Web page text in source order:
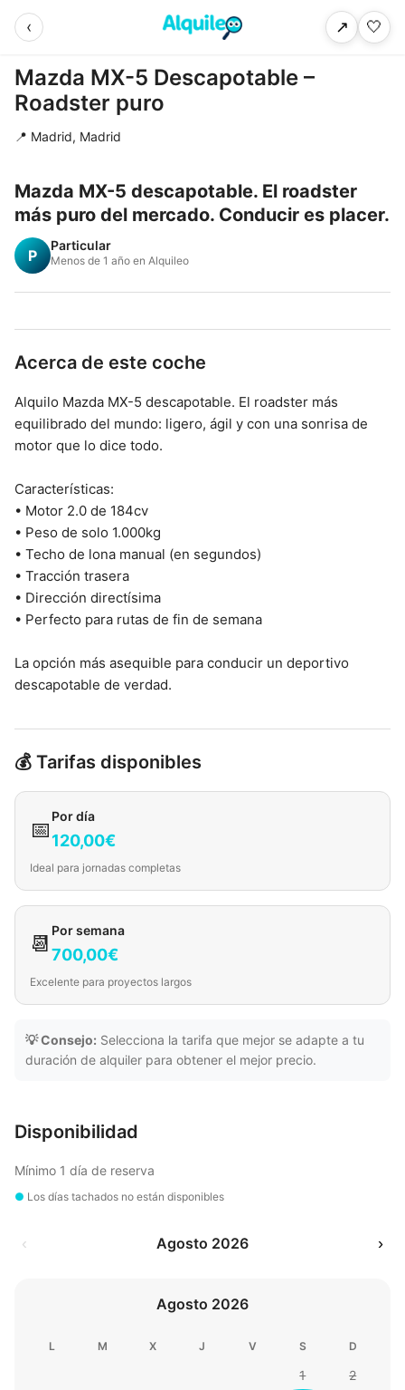
‹ ↗ 🤍
Mazda MX-5 Descapotable –
Roadster puro
📍 Madrid, Madrid
Mazda MX-5 descapotable. El roadster
más puro del mercado. Conducir es placer.
P
Particular
Menos de 1 año en Alquileo
Acerca de este coche
Alquilo Mazda MX-5 descapotable. El roadster más
equilibrado del mundo: ligero, ágil y con una sonrisa de
motor que lo dice todo.
Características:
• Motor 2.0 de 184cv
• Peso de solo 1.000kg
• Techo de lona manual (en segundos)
• Tracción trasera
• Dirección directísima
• Perfecto para rutas de fin de semana
La opción más asequible para conducir un deportivo
descapotable de verdad.
💰 Tarifas disponibles
📅
Por día
120,00€
Ideal para jornadas completas
📆
Por semana
700,00€
Excelente para proyectos largos
💡 Consejo: Selecciona la tarifa que mejor se adapte a tu
duración de alquiler para obtener el mejor precio.
Disponibilidad
Mínimo 1 día de reserva
● Los días tachados no están disponibles
‹ Agosto 2026 ›
Agosto 2026
L M X J V S D
1
2